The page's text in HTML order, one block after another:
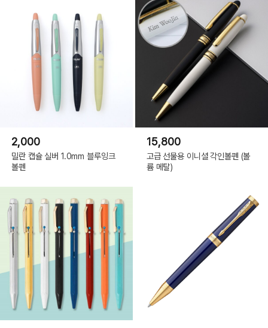
2,000
밀란 캡슐 실버 1.0mm 블루잉크
볼펜
15,800
고급 선물용 이니셜 각인볼펜 (볼
륨 메탈)